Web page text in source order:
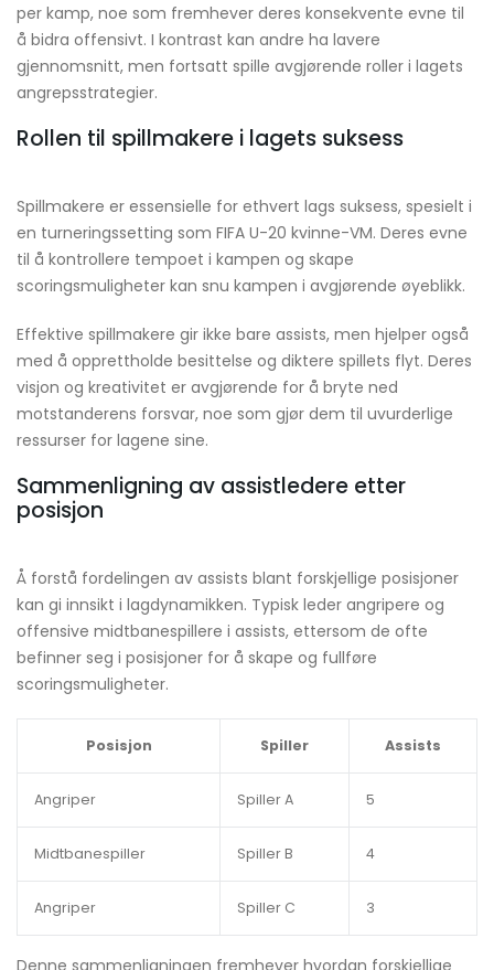
per kamp, noe som fremhever deres konsekvente evne til
å bidra offensivt. I kontrast kan andre ha lavere
gjennomsnitt, men fortsatt spille avgjørende roller i lagets
angrepsstrategier.
Rollen til spillmakere i lagets suksess
Spillmakere er essensielle for ethvert lags suksess, spesielt i
en turneringssetting som FIFA U-20 kvinne-VM. Deres evne
til å kontrollere tempoet i kampen og skape
scoringsmuligheter kan snu kampen i avgjørende øyeblikk.
Effektive spillmakere gir ikke bare assists, men hjelper også
med å opprettholde besittelse og diktere spillets flyt. Deres
visjon og kreativitet er avgjørende for å bryte ned
motstanderens forsvar, noe som gjør dem til uvurderlige
ressurser for lagene sine.
Sammenligning av assistledere etter
posisjon
Å forstå fordelingen av assists blant forskjellige posisjoner
kan gi innsikt i lagdynamikken. Typisk leder angripere og
offensive midtbanespillere i assists, ettersom de ofte
befinner seg i posisjoner for å skape og fullføre
scoringsmuligheter.
Posisjon Spiller Assists
Angriper Spiller A 5
Midtbanespiller Spiller B 4
Angriper Spiller C 3